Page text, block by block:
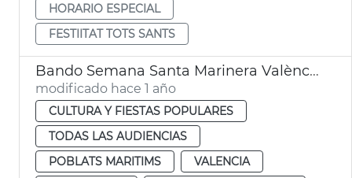
HORARIO ESPECIAL
FESTIITAT TOTS SANTS
Bando Semana Santa Marinera València
modificado hace 1 año
CULTURA Y FIESTAS POPULARES
TODAS LAS AUDIENCIAS
POBLATS MARITIMS
VALENCIA